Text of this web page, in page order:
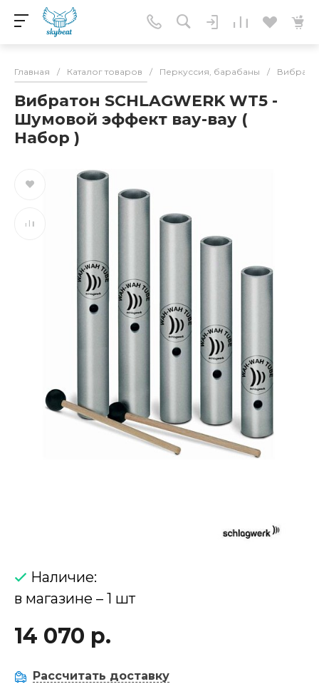
Главная / Каталог товаров / Перкуссия, барабаны /
Вибратон SCHLAGWERK WT5 -
Шумовой эффект вау-вау (
Набор )
Наличие:
в магазине – 1 шт
14 070 р.
Рассчитать доставку